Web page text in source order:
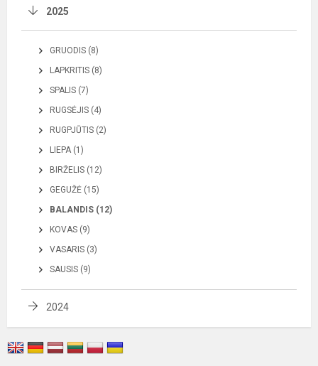
2025
GRUODIS (8)
LAPKRITIS (8)
SPALIS (7)
RUGSĖJIS (4)
RUGPJŪTIS (2)
LIEPA (1)
BIRŽELIS (12)
GEGUŽĖ (15)
BALANDIS (12)
KOVAS (9)
VASARIS (3)
SAUSIS (9)
2024